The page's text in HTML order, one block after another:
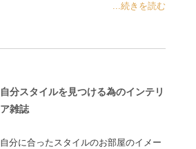
...続きを読む
自分スタイルを見つける為のインテリ
ア雑誌
自分に合ったスタイルのお部屋のイメー